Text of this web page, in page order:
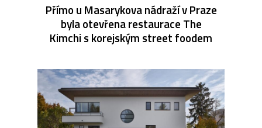
Přímo u Masarykova nádraží v Praze
byla otevřena restaurace The
Kimchi s korejským street foodem